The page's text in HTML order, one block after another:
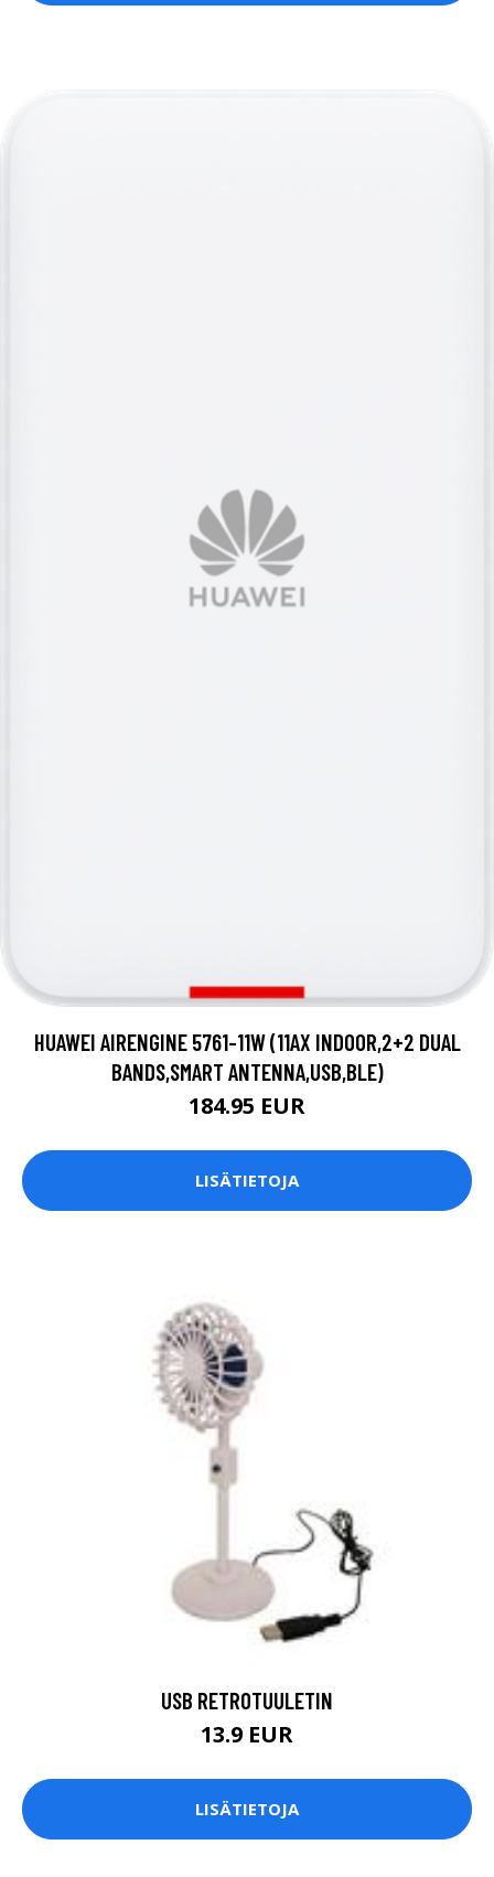
HUAWEI AIRENGINE 5761-11W (11AX INDOOR,2+2 DUAL
BANDS,SMART ANTENNA,USB,BLE)
184.95 EUR
LISÄTIETOJA
USB RETROTUULETIN
13.9 EUR
LISÄTIETOJA